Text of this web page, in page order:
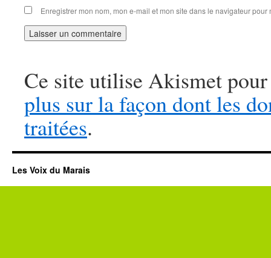
Enregistrer mon nom, mon e-mail et mon site dans le navigateur
Ce site utilise Akismet
plus sur la façon dont les
traitées.
Les Voix du Marais